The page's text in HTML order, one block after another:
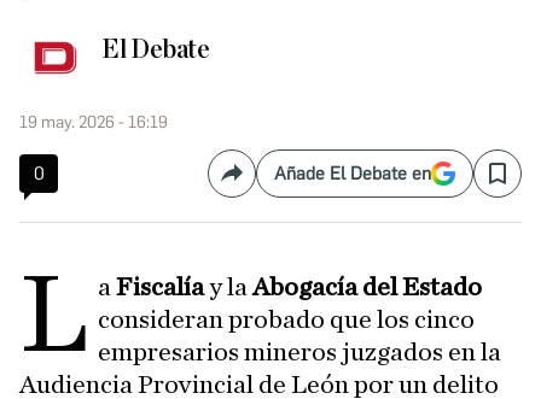
El Debate
19 may. 2026 - 16:19
0 CompartirAñade El Debate en Save
L aFiscalíay laAbogacía del Estado
consideran probado que los cinco
empresarios mineros juzgados en la
Audiencia Provincial de León por un delito